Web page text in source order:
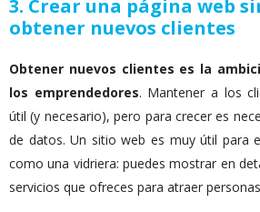
3. Crear una página web
obtener nuevos clientes
Obtener nuevos clientes es la
los emprendedores. Mantener a los
útil (y necesario), pero para crecer es
de datos. Un sitio web es muy útil para
como una vidriera: puedes mostrar en
servicios que ofreces para atraer